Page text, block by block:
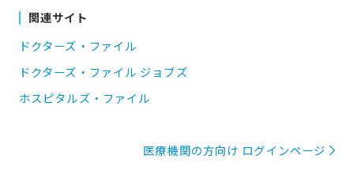
関連サイト
ドクターズ・ファイル
ドクターズ・ファイル ジョブズ
ホスピタルズ・ファイル
医療機関の方向け ログインページ